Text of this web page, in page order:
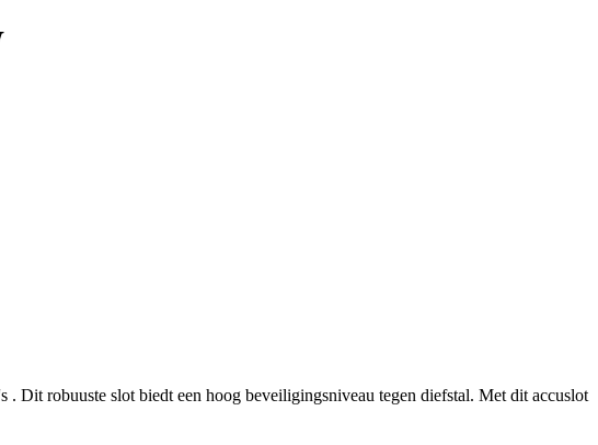
Dit robuuste slot biedt een hoog beveiligingsniveau tegen diefstal. Met dit accuslot